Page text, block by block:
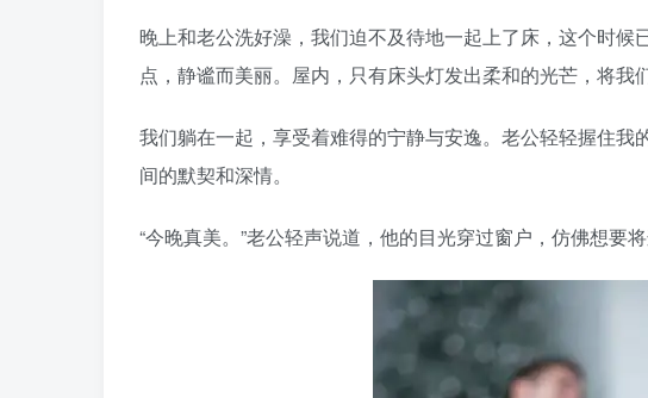
晚上和老公洗好澡，我们迫不及待地一起上了床，这个时
点，静谧而美丽。屋内，只有床头灯发出柔和的光芒，将我
我们躺在一起，享受着难得的宁静与安逸。老公轻轻握住
间的默契和深情。
“今晚真美。”老公轻声说道，他的目光穿过窗户，仿佛想要